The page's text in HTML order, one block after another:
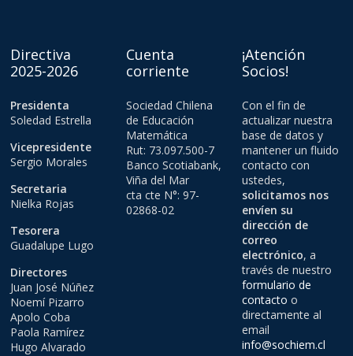
Directiva
2025-2026
Presidenta
Soledad Estrella
Vicepresidente
Sergio Morales
Secretaria
Nielka Rojas
Tesorera
Guadalupe Lugo
Directores
Juan José Núñez
Noemí Pizarro
Apolo Coba
Paola Ramírez
Hugo Alvarado
Cuenta
corriente
Sociedad Chilena
de Educación
Matemática
Rut: 73.097.500-7
Banco Scotiabank,
Viña del Mar
cta cte N°: 97-
02868-02
¡Atención
Socios!
Con el fin de
actualizar nuestra
base de datos y
mantener un fluido
contacto con
ustedes,
solicitamos nos
envíen su
dirección de
correo
electrónico, a
través de nuestro
formulario de
contacto o
directamente al
email
info@sochiem.cl